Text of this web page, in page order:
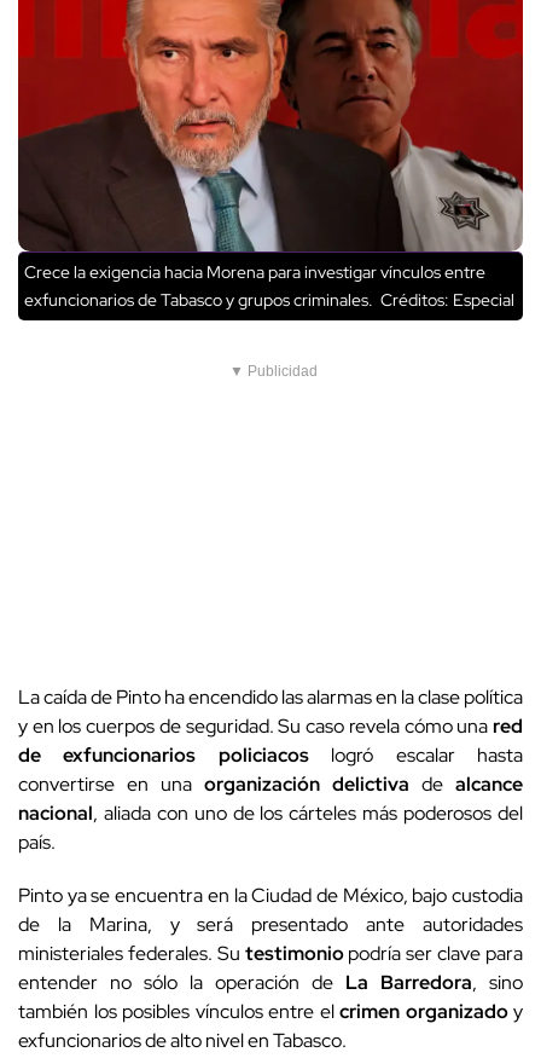
Crece la exigencia hacia Morena para investigar vínculos entre
exfuncionarios de Tabasco y grupos criminales. Créditos: Especial
▼ Publicidad
La caída de Pinto ha encendido las alarmas en la clase política
y en los cuerpos de seguridad. Su caso revela cómo unared
de exfuncionarios policiacoslogró escalar hasta
convertirse en una organización delictiva de alcance
nacional, aliada con uno de los cárteles más poderosos del
país.
Pinto ya se encuentra en la Ciudad de México, bajo custodia
de la Marina, y será presentado ante autoridades
ministeriales federales. Su testimoniopodría ser clave para
entender no sólo la operación de La Barredora, sino
también los posibles vínculos entre elcrimen organizadoy
exfuncionarios de alto nivel en Tabasco.